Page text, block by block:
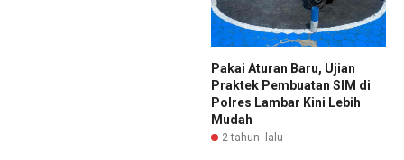
Pakai Aturan Baru, Ujian
Praktek Pembuatan SIM di
Polres Lambar Kini Lebih
Mudah
2 tahun lalu